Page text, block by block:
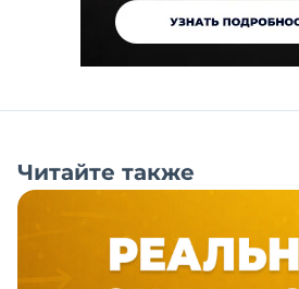
Читайте также